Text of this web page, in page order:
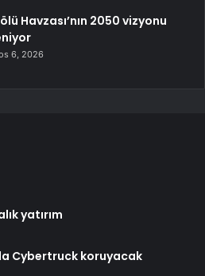
Havzası’nın 2050 vizyonu
6, 2026
yatırım
Cybertruck koruyacak